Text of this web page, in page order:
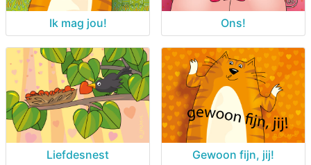
Ik mag jou! Ons!
Liefdesnest Gewoon fijn, jij!